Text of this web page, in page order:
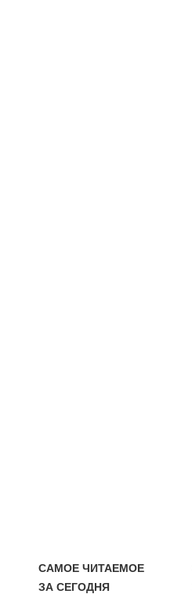
САМОЕ ЧИТАЕМОЕ
ЗА СЕГОДНЯ